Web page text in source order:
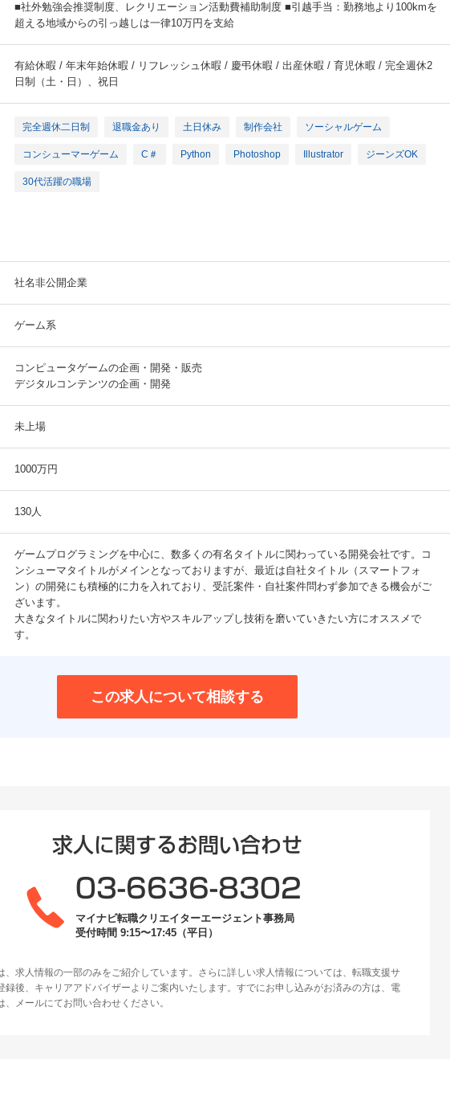
■社外勉強会推奨制度、レクリエーション活動費補助制度 ■引越手当：勤務地より100kmを
超える地域からの引っ越しは一律10万円を支給
有給休暇 / 年末年始休暇 / リフレッシュ休暇 / 慶弔休暇 / 出産休暇 / 育児休暇 / 完全週休2
日制（土・日）、祝日
完全週休二日制 退職金あり 土日休み 制作会社 ソーシャルゲーム
コンシューマーゲーム C＃ Python Photoshop Illustrator ジーンズOK
30代活躍の職場
社名非公開企業
ゲーム系
コンピュータゲームの企画・開発・販売
デジタルコンテンツの企画・開発
未上場
1000万円
130人
ゲームプログラミングを中心に、数多くの有名タイトルに関わっている開発会社です。コ
ンシューマタイトルがメインとなっておりますが、最近は自社タイトル（スマートフォ
ン）の開発にも積極的に力を入れており、受託案件・自社案件問わず参加できる機会がご
ざいます。
大きなタイトルに関わりたい方やスキルアップし技術を磨いていきたい方にオススメで
す。
この求人について相談する
求人に関するお問い合わせ
03-6636-8302
マイナビ転職クリエイターエージェント事務局
受付時間 9:15〜17:45（平日）
、求人情報の一部のみをご紹介しています。さらに詳しい求人情報については、転職支援サ
録後、キャリアアドバイザーよりご案内いたします。すでにお申し込みがお済みの方は、電
、メールにてお問い合わせください。